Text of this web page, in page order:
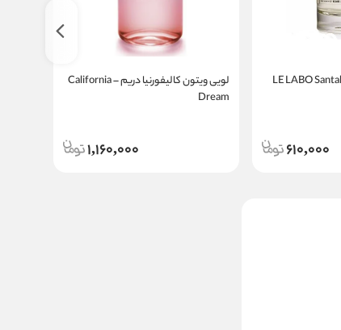
610,000
لویی ویتون کالیفورنیا دریم – California
Dream
1,160,000